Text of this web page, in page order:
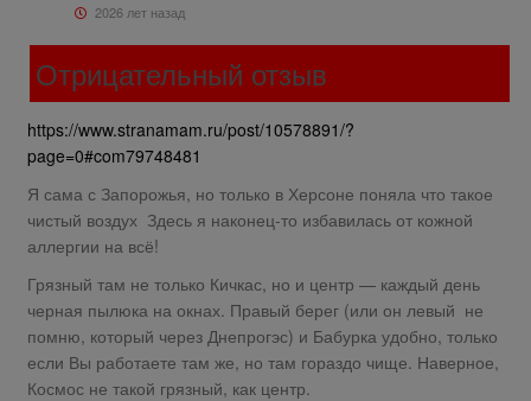
2026 лет назад
Отрицательный отзыв
https://www.stranamam.ru/post/10578891/?
page=0#com79748481
Я сама с Запорожья, но только в Херсоне поняла что такое
чистый воздух Здесь я наконец-то избавилась от кожной
аллергии на всё!
Грязный там не только Кичкас, но и центр — каждый день
черная пылюка на окнах. Правый берег (или он левый не
помню, который через Днепрогэс) и Бабурка удобно, только
если Вы работаете там же, но там гораздо чище. Наверное,
Космос не такой грязный, как центр.